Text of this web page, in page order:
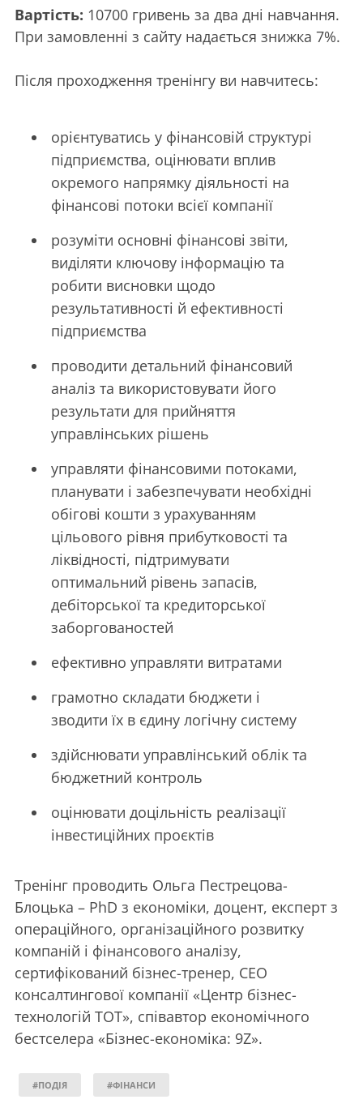
Вартість: 10700 гривень за два дні навчання.
При замовленні з сайту надається знижка 7%.
Після проходження тренінгу ви навчитесь:
орієнтуватись у фінансовій структурі
підприємства, оцінювати вплив
окремого напрямку діяльності на
фінансові потоки всієї компанії
розуміти основні фінансові звіти,
виділяти ключову інформацію та
робити висновки щодо
результативності й ефективності
підприємства
проводити детальний фінансовий
аналіз та використовувати його
результати для прийняття
управлінських рішень
управляти фінансовими потоками,
планувати і забезпечувати необхідні
обігові кошти з урахуванням
цільового рівня прибутковості та
ліквідності, підтримувати
оптимальний рівень запасів,
дебіторської та кредиторської
заборгованостей
ефективно управляти витратами
грамотно складати бюджети і
зводити їх в єдину логічну систему
здійснювати управлінський облік та
бюджетний контроль
оцінювати доцільність реалізації
інвестиційних проєктів
Тренінг проводить Ольга Пестрецова-
Блоцька – PhD з економіки, доцент, експерт з
операційного, організаційного розвитку
компаній і фінансового аналізу,
сертифікований бізнес-тренер, CEO
консалтингової компанії «Центр бізнес-
технологій ТОТ», співавтор економічного
бестселера «Бізнес-економіка: 9Z».
#ПОДІЯ #ФІНАНСИ